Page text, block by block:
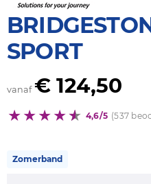
SPORT
vanaf € 124,50
4,6/5 (537
Zomerband